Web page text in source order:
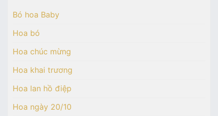
Bó hoa Baby
Hoa bó
Hoa chúc mừng
Hoa khai trương
Hoa lan hồ điệp
Hoa ngày 20/10